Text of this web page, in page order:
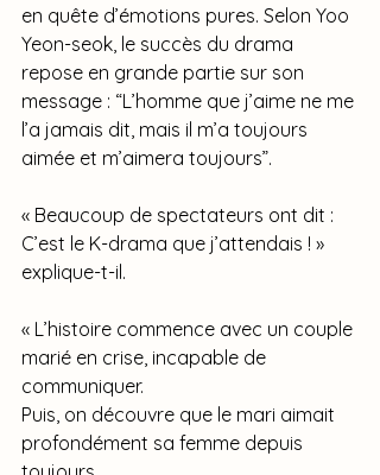
en quête d’émotions pures. Selon Yoo
Yeon-seok, le succès du drama
repose en grande partie sur son
message : “L’homme que j’aime ne me
l’a jamais dit, mais il m’a toujours
aimée et m’aimera toujours”.
« Beaucoup de spectateurs ont dit :
C’est le K-drama que j’attendais ! »
explique-t-il.
« L’histoire commence avec un couple
marié en crise, incapable de
communiquer.
Puis, on découvre que le mari aimait
profondément sa femme depuis